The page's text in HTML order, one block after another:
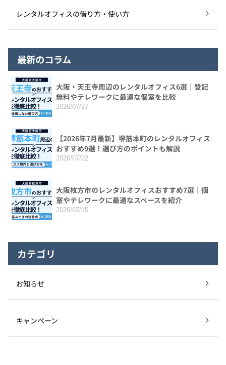
レンタルオフィスの借り方・使い方
最新のコラム
大阪・天王寺周辺のレンタルオフィス6選｜登記
無料やテレワークに最適な個室を比較
2026/07/27
【2026年7月最新】堺筋本町のレンタルオフィス
おすすめ9選！選び方のポイントも解説
2026/07/22
大阪枚方市のレンタルオフィスおすすめ7選｜個
室やテレワークに最適なスペースを紹介
2026/07/15
カテゴリ
お知らせ
キャンペーン